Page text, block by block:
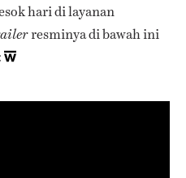
hari di layanan
resminya di bawah ini